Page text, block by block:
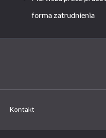
forma zatrudnienia
Kontakt